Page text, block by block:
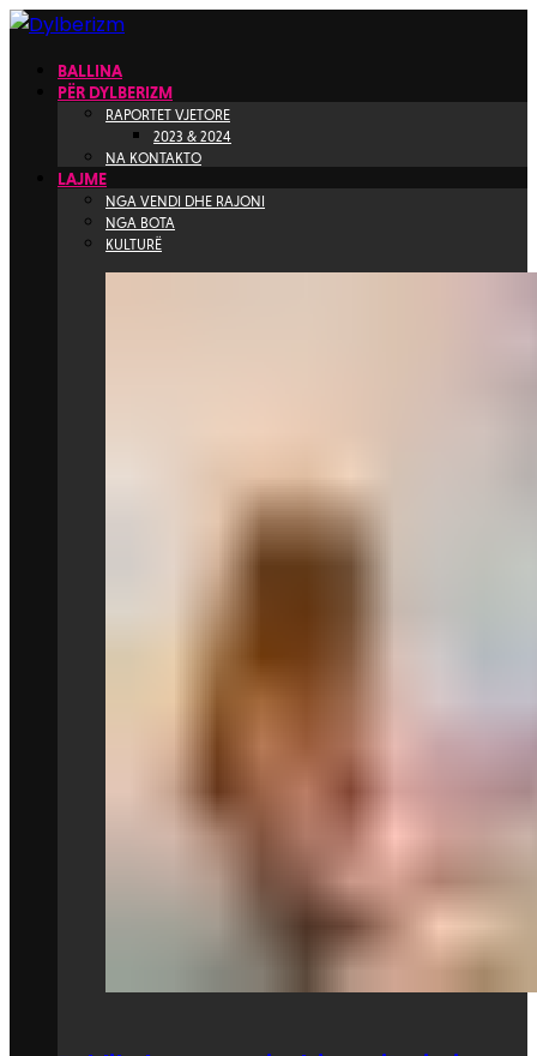
BALLINA
PËR DYLBERIZM
RAPORTET VJETORE
2023 & 2024
NA KONTAKTO
LAJME
NGA VENDI DHE RAJONI
NGA BOTA
KULTURË